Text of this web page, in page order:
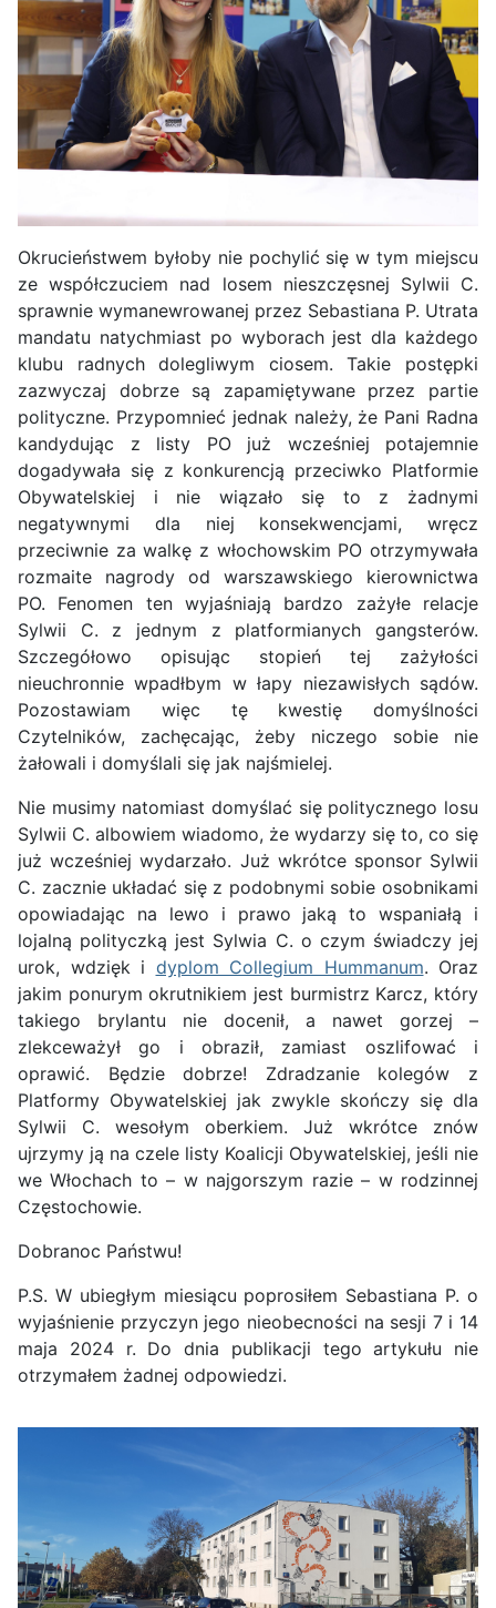
Okrucieństwem byłoby nie pochylić się w tym miejscu
ze współczuciem nad losem nieszczęsnej Sylwii C.
sprawnie wymanewrowanej przez Sebastiana P. Utrata
mandatu natychmiast po wyborach jest dla każdego
klubu radnych dolegliwym ciosem. Takie postępki
zazwyczaj dobrze są zapamiętywane przez partie
polityczne. Przypomnieć jednak należy, że Pani Radna
kandydując z listy PO już wcześniej potajemnie
dogadywała się z konkurencją przeciwko Platformie
Obywatelskiej i nie wiązało się to z żadnymi
negatywnymi dla niej konsekwencjami, wręcz
przeciwnie za walkę z włochowskim PO otrzymywała
rozmaite nagrody od warszawskiego kierownictwa
PO. Fenomen ten wyjaśniają bardzo zażyłe relacje
Sylwii C. z jednym z platformianych gangsterów.
Szczegółowo opisując stopień tej zażyłości
nieuchronnie wpadłbym w łapy niezawisłych sądów.
Pozostawiam więc tę kwestię domyślności
Czytelników, zachęcając, żeby niczego sobie nie
żałowali i domyślali się jak najśmielej.
Nie musimy natomiast domyślać się politycznego losu
Sylwii C. albowiem wiadomo, że wydarzy się to, co się
już wcześniej wydarzało. Już wkrótce sponsor Sylwii
C. zacznie układać się z podobnymi sobie osobnikami
opowiadając na lewo i prawo jaką to wspaniałą i
lojalną polityczką jest Sylwia C. o czym świadczy jej
urok, wdzięk i dyplom Collegium Hummanum. Oraz
jakim ponurym okrutnikiem jest burmistrz Karcz, który
takiego brylantu nie docenił, a nawet gorzej –
zlekceważył go i obraził, zamiast oszlifować i
oprawić. Będzie dobrze! Zdradzanie kolegów z
Platformy Obywatelskiej jak zwykle skończy się dla
Sylwii C. wesołym oberkiem. Już wkrótce znów
ujrzymy ją na czele listy Koalicji Obywatelskiej, jeśli nie
we Włochach to – w najgorszym razie – w rodzinnej
Częstochowie.
Dobranoc Państwu!
P.S. W ubiegłym miesiącu poprosiłem Sebastiana P. o
wyjaśnienie przyczyn jego nieobecności na sesji 7 i 14
maja 2024 r. Do dnia publikacji tego artykułu nie
otrzymałem żadnej odpowiedzi.